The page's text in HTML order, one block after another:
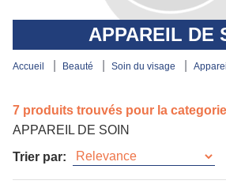
APPAREIL DE
accueil beauté soin du visage
7 produits trouvés pour la categorie
APPAREIL DE SOIN
Trier par: